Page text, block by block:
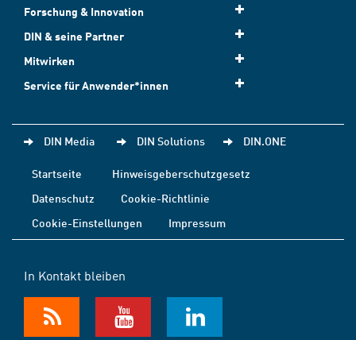
Forschung & Innovation
DIN & seine Partner
Mitwirken
Service für Anwender*innen
DIN Media DIN Solutions DIN.ONE
Startseite
Hinweisgeberschutzgesetz
Datenschutz
Cookie-Richtlinie
Cookie-Einstellungen
Impressum
In Kontakt bleiben